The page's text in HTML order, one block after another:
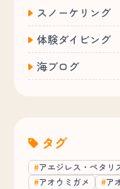
スノーケリング
体験ダイビング
海ブログ
タグ
アエジレス・ペタリ
アオウミガメ
ア